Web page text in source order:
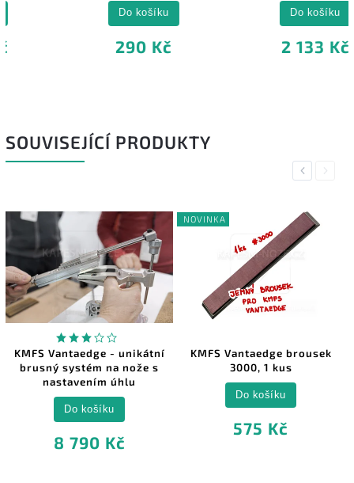
290 Kč 2 133 Kč
SOUVISEJÍCÍ PRODUKTY
Previous
KMFS Vantaedge - unikátní
brusný systém na nože s
nastavením úhlu
8 790 Kč
Do košíku
NOVINKA
KMFS Vantaedge brousek
3000, 1 kus
575 Kč
Do košíku
Next